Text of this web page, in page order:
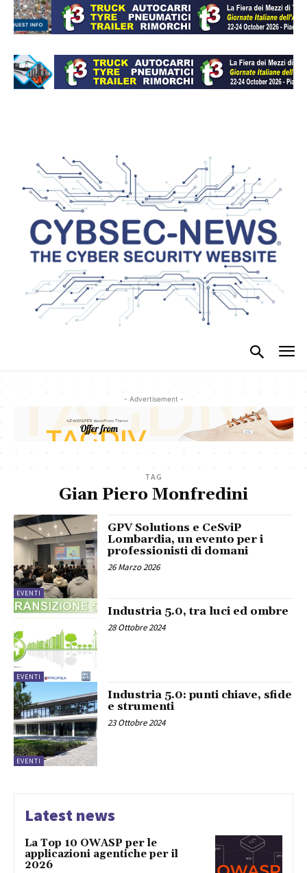
- Advertisement -
TAG
Gian Piero Monfredini
EVENTI
GPV Solutions e CeSviP
Lombardia, un evento per i
professionisti di domani
26 Marzo 2026
EVENTI
Industria 5.0, tra luci ed ombre
28 Ottobre 2024
EVENTI
Industria 5.0: punti chiave, sfide
e strumenti
23 Ottobre 2024
Latest news
La Top 10 OWASP per le
applicazioni agentiche per il
2026